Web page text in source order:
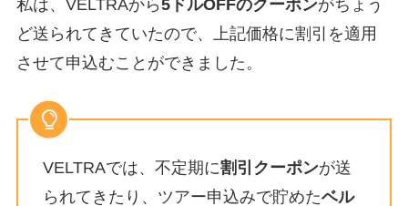
私は、VELTRAから5ドルOFFのクーポンがちょう
ど送られてきていたので、上記価格に割引を適用
させて申込むことができました。
VELTRAでは、不定期に割引クーポンが送
られてきたり、ツアー申込みで貯めたベル